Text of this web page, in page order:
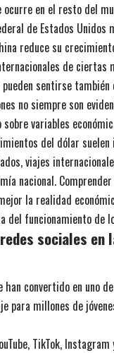
ocurre en el resto del
de Estados
reduce su
de ciertas
sentirse también
no siempre son
variables
del dólar
viajes
nacional.
la realidad
del funcionamiento de
sociales en
han convertido en uno
para millones de
TikTok, Instagram